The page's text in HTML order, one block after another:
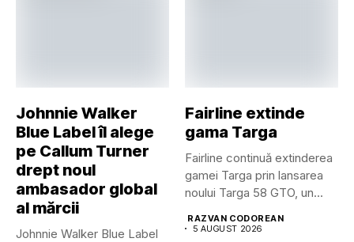
Johnnie Walker
Blue Label îl alege
pe Callum Turner
drept noul
ambasador global
al mărcii
Johnnie Walker Blue Label
Fairline extinde
gama Targa
Fairline continuă extinderea
gamei Targa prin lansarea
noului Targa 58 GTO, un...
RAZVAN CODOREAN
5 AUGUST 2026